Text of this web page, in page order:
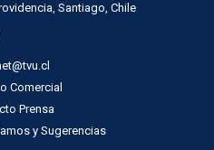
Santiago, Chile
Comercial
Prensa
y Sugerencias